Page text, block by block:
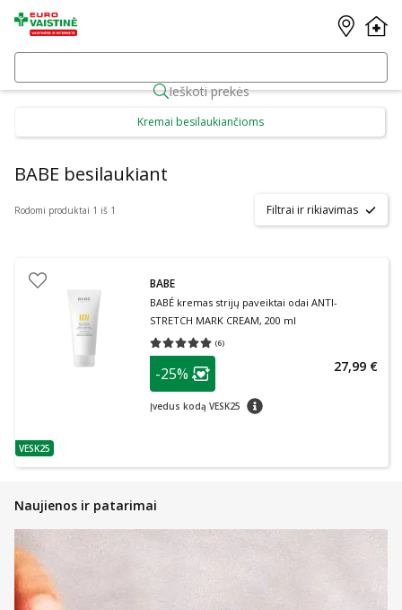
Ieškoti prekės
Kremai besilaukiančioms
BABE besilaukiant
Rodomi produktai 1 iš 1 Filtrai ir rikiavimas
patarimas
VESK25
BABE
BABÉ kremas strijų paveiktai odai ANTI-
STRETCH MARK CREAM, 200 ml
(6)
Vidutinis įvertinimas 5.00
patarimas
Lojalumo klubo narių nuolaida
-25%
Įvedus kodą VESK25 patarimas
27,99 €
Naujienos ir patarimai